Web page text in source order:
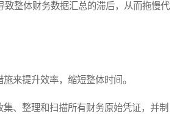
整体财务数据汇总的滞后，从而拖慢代
来提升效率，缩短整体时间。
、整理和扫描所有财务原始凭证，并制